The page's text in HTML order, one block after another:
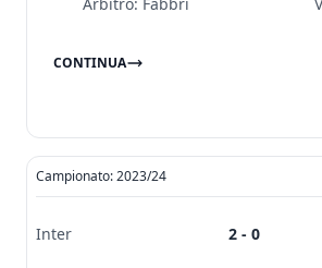
CONTINUA
Campionato: 2023/24
Inter 2 - 0